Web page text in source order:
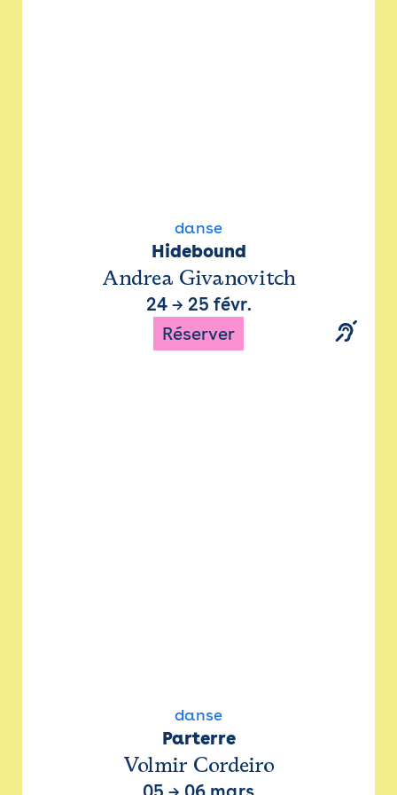
danse
Hidebound
Andrea Givanovitch
24→ 25 févr.
Réserver
danse
Parterre
Volmir Cordeiro